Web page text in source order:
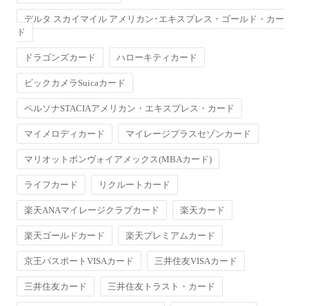
デルタ スカイマイル アメリカン･エキスプレス・ゴールド・カー
ド
ドラゴンズカード ハローキティカード
ビックカメラSuicaカード
ペルソナSTACIAアメリカン・エキスプレス・カード
マイメロディカード マイレージプラスセゾンカード
マリオットボンヴォイアメックス(MBAカード)
ライフカード リクルートカード
楽天ANAマイレージクラブカード 楽天カード
楽天ゴールドカード 楽天プレミアムカード
京王パスポートVISAカード 三井住友VISAカード
三井住友カード 三井住友トラスト・カード